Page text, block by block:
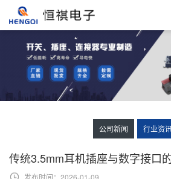
公司新闻 行业资
传统3.5mm耳机插座与数字接口
发布时间：2026-01-09